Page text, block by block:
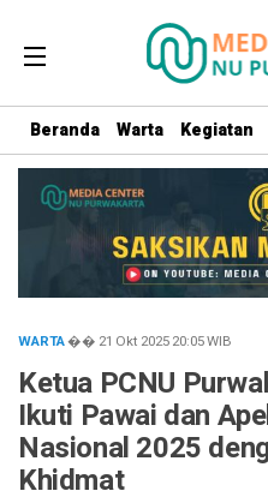
Beranda Warta Kegiatan
WARTA�� 21 Okt 202520:05WIB
Ketua PCNU
Ikuti Pawai dan
Nasional 2025
Khidmat